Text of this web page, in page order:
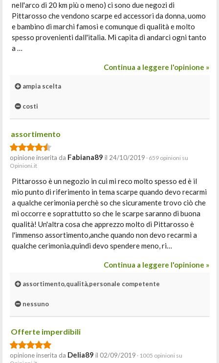
nell'arco di 20 km più o meno) ci sono due negozi di
Pittarosso che vendono scarpe ed accessori da donna, uomo
e bambino di marchi famosi e comunque di qualità e molto
spesso provenienti dall'italia. Mi capita di andarci ogni tanto
a …
Continua a leggere l'opinione »
ampia scelta
costi
assortimento
opinione inserita da Fabiana89 il 24/10/2019 · 659 opinioni su
Opinioni.it
Pittarosso è un negozio in cui mi reco molto spesso ed è il
mio punto di riferimento in tema scarpe quando devo recarmi
a qualche cerimonia perchè so che sicuramente trovo ciò che
mi occorre e soprattutto so che le scarpe saranno di buona
qualità! Un'altra cosa che apprezzo molto di Pittarosso è
l'immenso assortimento,anche quando non devo recarmi a
qualche cerimonia,quindi devo spendere meno, ri…
Continua a leggere l'opinione »
assortimento,qualità,personale competente
nessuno
Offerte imperdibili
opinione inserita da Delia89 il 02/09/2019 · 1005 opinioni su